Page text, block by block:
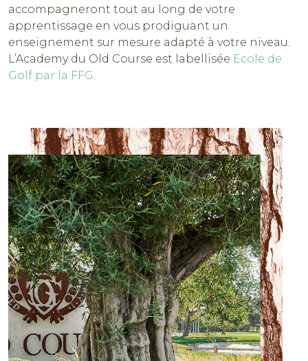
accompagneront tout au long de votre
apprentissage en vous prodiguant un
enseignement sur mesure adapté à votre niveau.
L’Academy du Old Course est labellisée Ecole de
Golf par la FFG